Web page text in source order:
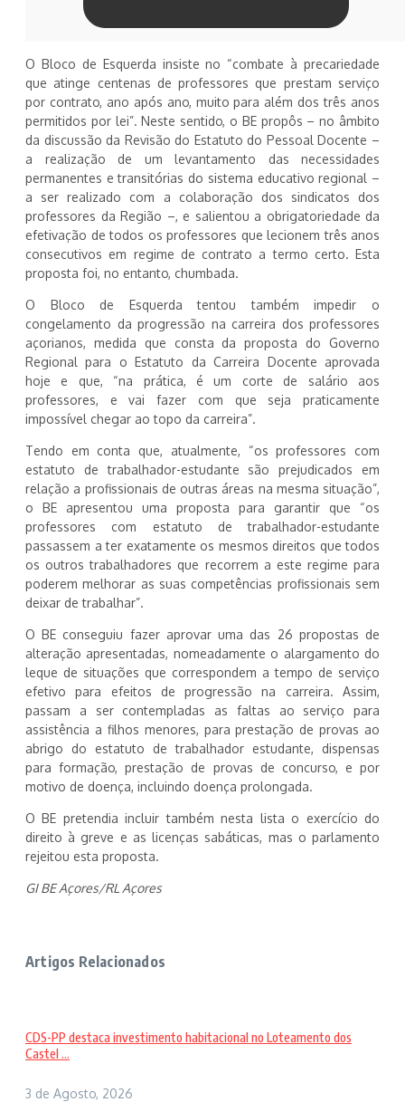
O Bloco de Esquerda insiste no “combate à precariedade
que atinge centenas de professores que prestam serviço
por contrato, ano após ano, muito para além dos três anos
permitidos por lei”. Neste sentido, o BE propôs – no âmbito
da discussão da Revisão do Estatuto do Pessoal Docente –
a realização de um levantamento das necessidades
permanentes e transitórias do sistema educativo regional –
a ser realizado com a colaboração dos sindicatos dos
professores da Região –, e salientou a obrigatoriedade da
efetivação de todos os professores que lecionem três anos
consecutivos em regime de contrato a termo certo. Esta
proposta foi, no entanto, chumbada.
O Bloco de Esquerda tentou também impedir o
congelamento da progressão na carreira dos professores
açorianos, medida que consta da proposta do Governo
Regional para o Estatuto da Carreira Docente aprovada
hoje e que, “na prática, é um corte de salário aos
professores, e vai fazer com que seja praticamente
impossível chegar ao topo da carreira”.
Tendo em conta que, atualmente, “os professores com
estatuto de trabalhador-estudante são prejudicados em
relação a profissionais de outras áreas na mesma situação”,
o BE apresentou uma proposta para garantir que “os
professores com estatuto de trabalhador-estudante
passassem a ter exatamente os mesmos direitos que todos
os outros trabalhadores que recorrem a este regime para
poderem melhorar as suas competências profissionais sem
deixar de trabalhar”.
O BE conseguiu fazer aprovar uma das 26 propostas de
alteração apresentadas, nomeadamente o alargamento do
leque de situações que correspondem a tempo de serviço
efetivo para efeitos de progressão na carreira. Assim,
passam a ser contempladas as faltas ao serviço para
assistência a filhos menores, para prestação de provas ao
abrigo do estatuto de trabalhador estudante, dispensas
para formação, prestação de provas de concurso, e por
motivo de doença, incluindo doença prolongada.
O BE pretendia incluir também nesta lista o exercício do
direito à greve e as licenças sabáticas, mas o parlamento
rejeitou esta proposta.
GI BE Açores/RL Açores
Artigos Relacionados
CDS-PP destaca investimento habitacional no Loteamento dos
Castel ...
3 de Agosto, 2026